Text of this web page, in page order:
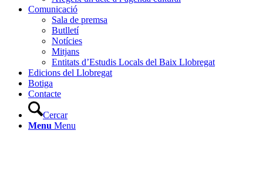
Comunicació
Sala de premsa
Butlletí
Notícies
Mitjans
Entitats d’Estudis Locals del Baix Llobregat
Edicions del Llobregat
Botiga
Contacte
Cercar
Menu Menu